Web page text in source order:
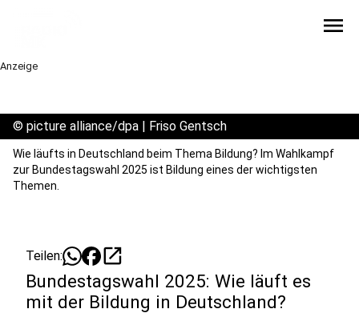
menu
Anzeige
© picture alliance/dpa | Friso Gentsch
Wie läufts in Deutschland beim Thema Bildung? Im Wahlkampf
zur Bundestagswahl 2025 ist Bildung eines der wichtigsten
Themen.
Teilen: open_in_new
Bundestagswahl 2025: Wie läuft es
mit der Bildung in Deutschland?